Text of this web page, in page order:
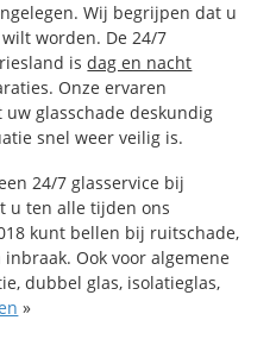
Wij begrijpen dat u
worden. De 24/7
isdag en nacht
Onze ervaren
glasschade deskundig
snel weer veilig is.
24/7 glasservice bij
u ten alle tijden ons
kunt bellen bij ruitschade,
Ook voor algemene
dubbel glas, isolatieglas,
»